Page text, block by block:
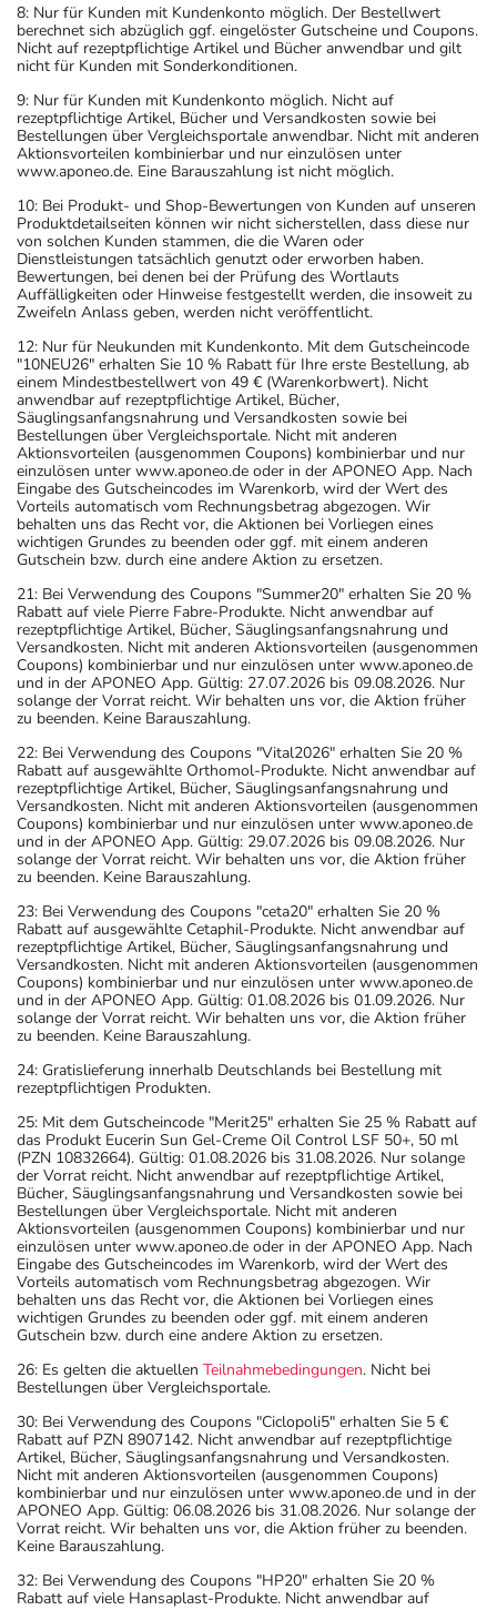
8: Nur für Kunden mit Kundenkonto möglich. Der Bestellwert
berechnet sich abzüglich ggf. eingelöster Gutscheine und Coupons.
Nicht auf rezeptpflichtige Artikel und Bücher anwendbar und gilt
nicht für Kunden mit Sonderkonditionen.
9: Nur für Kunden mit Kundenkonto möglich. Nicht auf
rezeptpflichtige Artikel, Bücher und Versandkosten sowie bei
Bestellungen über Vergleichsportale anwendbar. Nicht mit anderen
Aktionsvorteilen kombinierbar und nur einzulösen unter
www.aponeo.de. Eine Barauszahlung ist nicht möglich.
10: Bei Produkt- und Shop-Bewertungen von Kunden auf unseren
Produktdetailseiten können wir nicht sicherstellen, dass diese nur
von solchen Kunden stammen, die die Waren oder
Dienstleistungen tatsächlich genutzt oder erworben haben.
Bewertungen, bei denen bei der Prüfung des Wortlauts
Auffälligkeiten oder Hinweise festgestellt werden, die insoweit zu
Zweifeln Anlass geben, werden nicht veröffentlicht.
12: Nur für Neukunden mit Kundenkonto. Mit dem Gutscheincode
"10NEU26" erhalten Sie 10 % Rabatt für Ihre erste Bestellung, ab
einem Mindestbestellwert von 49 € (Warenkorbwert). Nicht
anwendbar auf rezeptpflichtige Artikel, Bücher,
Säuglingsanfangsnahrung und Versandkosten sowie bei
Bestellungen über Vergleichsportale. Nicht mit anderen
Aktionsvorteilen (ausgenommen Coupons) kombinierbar und nur
einzulösen unter www.aponeo.de oder in der APONEO App. Nach
Eingabe des Gutscheincodes im Warenkorb, wird der Wert des
Vorteils automatisch vom Rechnungsbetrag abgezogen. Wir
behalten uns das Recht vor, die Aktionen bei Vorliegen eines
wichtigen Grundes zu beenden oder ggf. mit einem anderen
Gutschein bzw. durch eine andere Aktion zu ersetzen.
21: Bei Verwendung des Coupons "Summer20" erhalten Sie 20 %
Rabatt auf viele Pierre Fabre-Produkte. Nicht anwendbar auf
rezeptpflichtige Artikel, Bücher, Säuglingsanfangsnahrung und
Versandkosten. Nicht mit anderen Aktionsvorteilen (ausgenommen
Coupons) kombinierbar und nur einzulösen unter www.aponeo.de
und in der APONEO App. Gültig: 27.07.2026 bis 09.08.2026. Nur
solange der Vorrat reicht. Wir behalten uns vor, die Aktion früher
zu beenden. Keine Barauszahlung.
22: Bei Verwendung des Coupons "Vital2026" erhalten Sie 20 %
Rabatt auf ausgewählte Orthomol-Produkte. Nicht anwendbar auf
rezeptpflichtige Artikel, Bücher, Säuglingsanfangsnahrung und
Versandkosten. Nicht mit anderen Aktionsvorteilen (ausgenommen
Coupons) kombinierbar und nur einzulösen unter www.aponeo.de
und in der APONEO App. Gültig: 29.07.2026 bis 09.08.2026. Nur
solange der Vorrat reicht. Wir behalten uns vor, die Aktion früher
zu beenden. Keine Barauszahlung.
23: Bei Verwendung des Coupons "ceta20" erhalten Sie 20 %
Rabatt auf ausgewählte Cetaphil-Produkte. Nicht anwendbar auf
rezeptpflichtige Artikel, Bücher, Säuglingsanfangsnahrung und
Versandkosten. Nicht mit anderen Aktionsvorteilen (ausgenommen
Coupons) kombinierbar und nur einzulösen unter www.aponeo.de
und in der APONEO App. Gültig: 01.08.2026 bis 01.09.2026. Nur
solange der Vorrat reicht. Wir behalten uns vor, die Aktion früher
zu beenden. Keine Barauszahlung.
24: Gratislieferung innerhalb Deutschlands bei Bestellung mit
rezeptpflichtigen Produkten.
25: Mit dem Gutscheincode "Merit25" erhalten Sie 25 % Rabatt auf
das Produkt Eucerin Sun Gel-Creme Oil Control LSF 50+, 50 ml
(PZN 10832664). Gültig: 01.08.2026 bis 31.08.2026. Nur solange
der Vorrat reicht. Nicht anwendbar auf rezeptpflichtige Artikel,
Bücher, Säuglingsanfangsnahrung und Versandkosten sowie bei
Bestellungen über Vergleichsportale. Nicht mit anderen
Aktionsvorteilen (ausgenommen Coupons) kombinierbar und nur
einzulösen unter www.aponeo.de oder in der APONEO App. Nach
Eingabe des Gutscheincodes im Warenkorb, wird der Wert des
Vorteils automatisch vom Rechnungsbetrag abgezogen. Wir
behalten uns das Recht vor, die Aktionen bei Vorliegen eines
wichtigen Grundes zu beenden oder ggf. mit einem anderen
Gutschein bzw. durch eine andere Aktion zu ersetzen.
26: Es gelten die aktuellen Teilnahmebedingungen. Nicht bei
Bestellungen über Vergleichsportale.
30: Bei Verwendung des Coupons "Ciclopoli5" erhalten Sie 5 €
Rabatt auf PZN 8907142. Nicht anwendbar auf rezeptpflichtige
Artikel, Bücher, Säuglingsanfangsnahrung und Versandkosten.
Nicht mit anderen Aktionsvorteilen (ausgenommen Coupons)
kombinierbar und nur einzulösen unter www.aponeo.de und in der
APONEO App. Gültig: 06.08.2026 bis 31.08.2026. Nur solange der
Vorrat reicht. Wir behalten uns vor, die Aktion früher zu beenden.
Keine Barauszahlung.
32: Bei Verwendung des Coupons "HP20" erhalten Sie 20 %
Rabatt auf viele Hansaplast-Produkte. Nicht anwendbar auf